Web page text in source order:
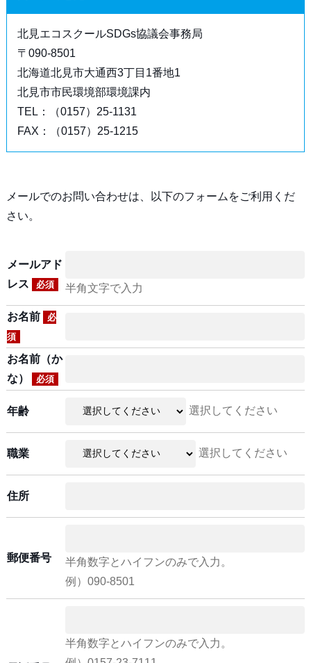
北見エコスクールSDGs協議会事務局
〒090-8501
北海道北見市大通西3丁目1番地1
北見市市民環境部環境課内
TEL：（0157）25-1131
FAX：（0157）25-1215
メールでのお問い合わせは、以下のフォームをご利用くだ
さい。
メールアド
レス
必須 半角文字で入力
お名前
必
須
お名前（か
な）
必須
年齢 選択してください
職業 選択してください
住所
郵便番号
半角数字とハイフンのみで入力。
例）090-8501
半角数字とハイフンのみで入力。